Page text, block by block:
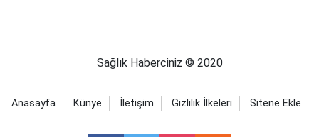
Sağlık Haberciniz © 2020
Anasayfa Künye İletişim Gizlilik İlkeleri Sitene Ekle